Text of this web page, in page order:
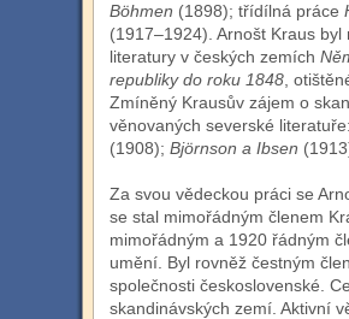
Böhmen (1898); třídílná práce
(1917–1924). Arnošt Kraus
literatury v českých zemích
republiky do roku 1848 ,
Zmíněný Krausův zájem o
věnovaných severské
(1908); Björnson a Ibsen
Za svou vědeckou práci se
se stal mimořádným členem
mimořádným a 1920 řádným
umění. Byl rovněž čestným
společnosti československé.
skandinávských zemí. Aktivní